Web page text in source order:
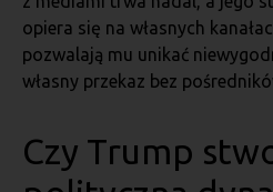
opiera się na własnych
pozwalają mu unikać
własny przekaz bez
Czy Trump